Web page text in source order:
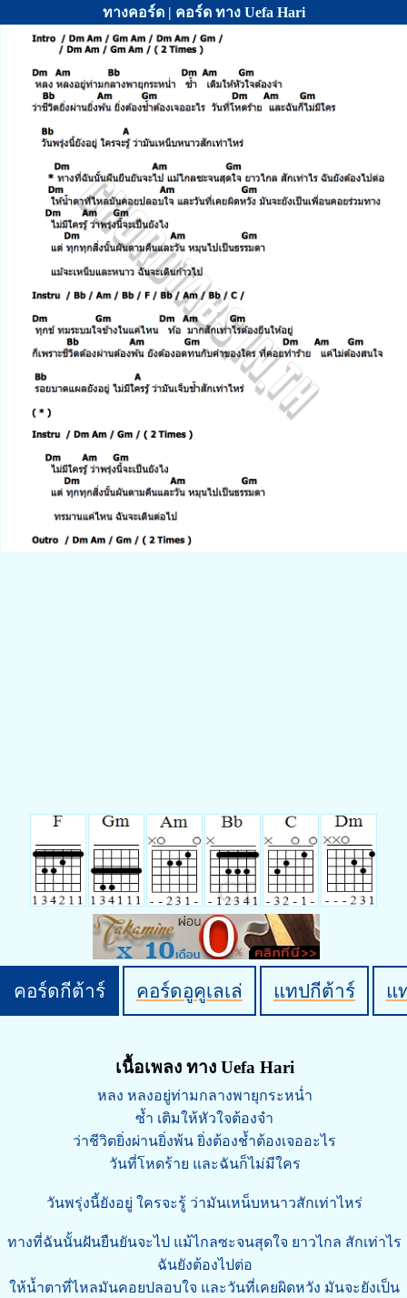
ทางคอร์ด | คอร์ด ทาง Uefa Hari
คอร์ดกีต้าร์ คอร์ดอูคูเลเล่ แทปกีต้าร์ แ
เนื้อเพลง ทาง Uefa Hari
หลง หลงอยู่ท่ามกลางพายุกระหน่ำ
ซ้ำ เติมให้หัวใจต้องจำ
ว่าชีวิตยิ่งผ่านยิ่งพ้น ยิ่งต้องช้ำต้องเจออะไร
วันที่โหดร้าย และฉันก็ไม่มีใคร
วันพรุ่งนี้ยังอยู่ ใครจะรู้ ว่ามันเหน็บหนาวสักเท่าไหร่
ทางที่ฉันนั้นฝันยืนยันจะไป แม้ไกลซะจนสุดใจ ยาวไกล สักเท่าไร
ฉันยังต้องไปต่อ
ให้น้ำตาที่ไหลมันคอยปลอบใจ และวันที่เคยผิดหวัง มันจะยังเป็น